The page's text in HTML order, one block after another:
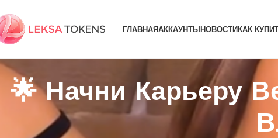
ГЛАВНАЯАККАУНТЫНОВОСТИКАК
🌟 Начни Карьеру